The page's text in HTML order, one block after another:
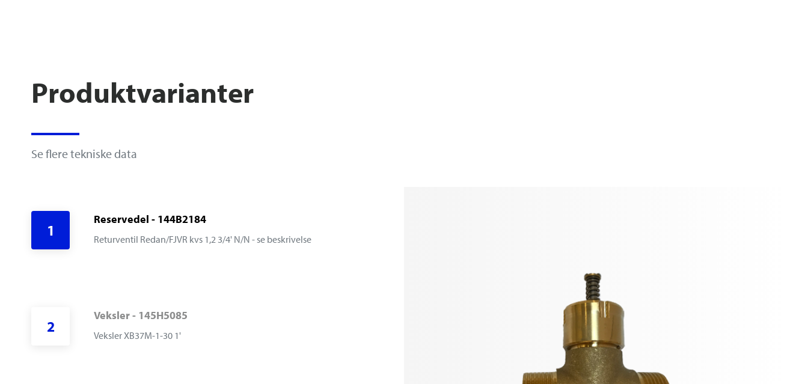
Produktvarianter
Se flere tekniske data
1
Reservedel - 144B2184
Returventil Redan/FJVR kvs 1,2 3/4' N/N - se beskrivelse
2
Veksler - 145H5085
Veksler XB37M-1-30 1'